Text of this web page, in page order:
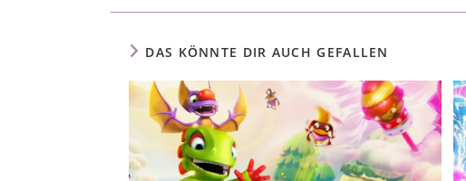
DAS KÖNNTE DIR AUCH GEFALLEN